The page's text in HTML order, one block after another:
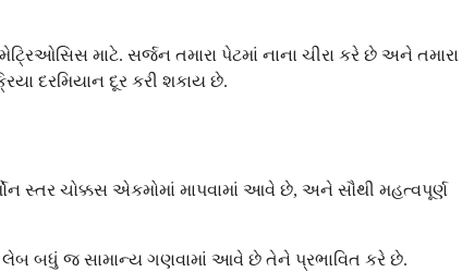
માટે. સર્જન તમારા પેટમાં નાના ચીરા કરે છે અને તમારા
દરમિયાન દૂર કરી શકાય છે.
સ્તર ચોક્કસ એકમોમાં માપવામાં આવે છે, અને સૌથી મહત્વપૂર્ણ
લેબ બધું જ સામાન્ય ગણવામાં આવે છે તેને પ્રભાવિત કરે છે.